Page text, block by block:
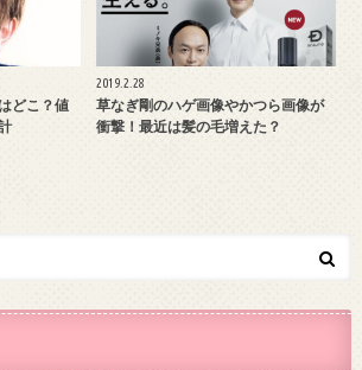
どこ？値
2019.2.28
草なぎ剛のハゲ画像やかつら画像が
衝撃！最近は髪の毛増えた？